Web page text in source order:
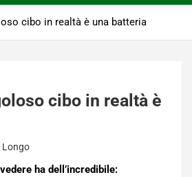
cibo in realtà è una batteria
cibo in realtà è
Longo
ha dell’incredibile: